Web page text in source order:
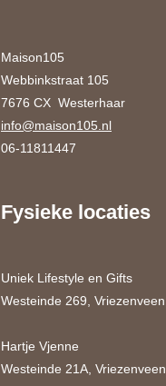
Maison105
Webbinkstraat 105
7676 CX Westerhaar
info@maison105.nl
06-11811447
Fysieke locaties
Uniek Lifestyle en Gifts
Westeinde 269, Vriezenveen
Hartje Vjenne
Westeinde 21A, Vriezenveen